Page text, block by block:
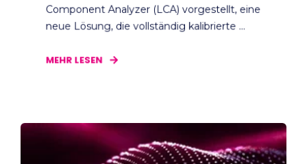
Component Analyzer (LCA) vorgestellt, eine
neue Lösung, die vollständig kalibrierte ...
MEHR LESEN